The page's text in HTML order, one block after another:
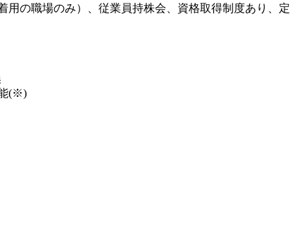
の職場のみ）、従業員持株会、資格取得制度あり、定
(※)